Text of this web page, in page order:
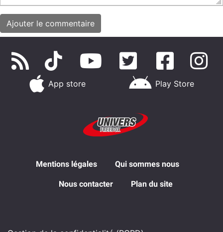
App store Play Store
Mentions légales Qui sommes nous
Nous contacter Plan du site